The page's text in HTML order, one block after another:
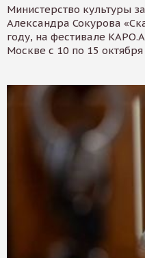
Министерство культуры
Александра Сокурова
году, на фестивале
Москве с 10 по 15 октября